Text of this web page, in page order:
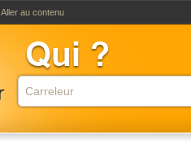
Aller au contenu